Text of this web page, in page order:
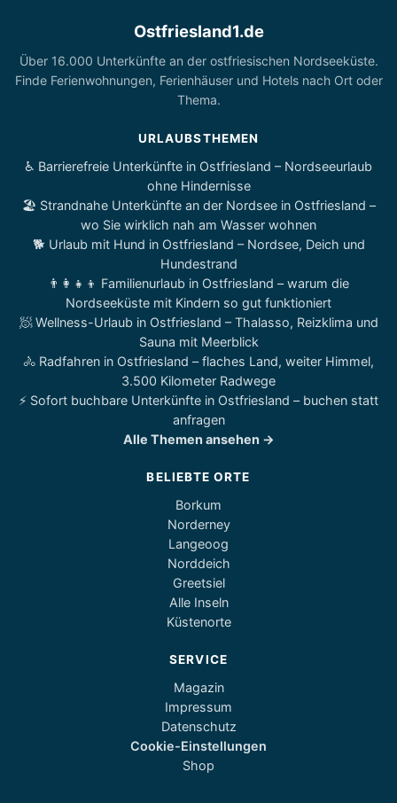
Ostfriesland1.de
Über 16.000 Unterkünfte an der ostfriesischen Nordseeküste.
Finde Ferienwohnungen, Ferienhäuser und Hotels nach Ort oder
Thema.
URLAUBSTHEMEN
♿ Barrierefreie Unterkünfte in Ostfriesland – Nordseeurlaub
ohne Hindernisse
🏖️ Strandnahe Unterkünfte an der Nordsee in Ostfriesland –
wo Sie wirklich nah am Wasser wohnen
🐕 Urlaub mit Hund in Ostfriesland – Nordsee, Deich und
Hundestrand
👨‍👩‍👧‍👦 Familienurlaub in Ostfriesland – warum die
Nordseeküste mit Kindern so gut funktioniert
🧖 Wellness-Urlaub in Ostfriesland – Thalasso, Reizklima und
Sauna mit Meerblick
🚴 Radfahren in Ostfriesland – flaches Land, weiter Himmel,
3.500 Kilometer Radwege
⚡ Sofort buchbare Unterkünfte in Ostfriesland – buchen statt
anfragen
Alle Themen ansehen →
BELIEBTE ORTE
Borkum
Norderney
Langeoog
Norddeich
Greetsiel
Alle Inseln
Küstenorte
SERVICE
Magazin
Impressum
Datenschutz
Cookie-Einstellungen
Shop